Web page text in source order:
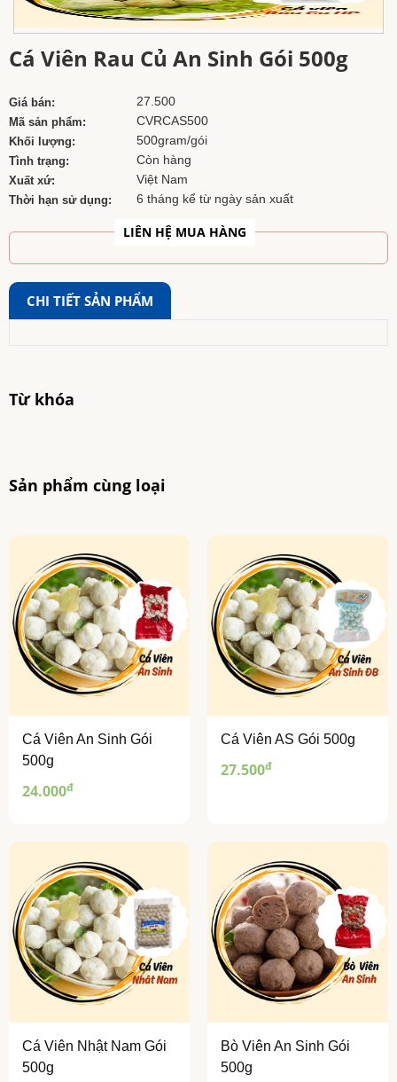
Cá Viên Rau Củ An Sinh Gói 500g
Giá bán: 27.500
Mã sản phẩm: CVRCAS500
Khối lượng: 500gram/gói
Tình trạng: Còn hàng
Xuất xứ: Việt Nam
Thời hạn sử dụng: 6 tháng kể từ ngày sản xuất
LIÊN HỆ MUA HÀNG
CHI TIẾT SẢN PHẨM
Từ khóa
Sản phẩm cùng loại
Cá Viên An Sinh Gói
500g
24.000đ
Cá Viên AS Gói 500g
27.500đ
Cá Viên Nhật Nam Gói
500g
Bò Viên An Sinh Gói
500g